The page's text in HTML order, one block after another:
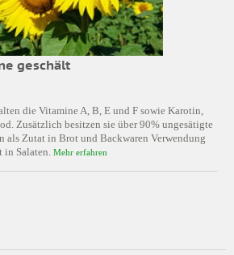
geschält
die Vitamine A, B, E und F sowie Karotin,
Zusätzlich besitzen sie über 90% ungesätigte
als Zutat in Brot und Backwaren Verwendung
in Salaten. Mehr erfahren